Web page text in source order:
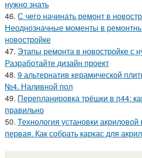
нужно знать
46. С чего начинать ремонт в
Неоднозначные моменты в
новостройке
47. Этапы ремонта в новостройке с
Разработайте дизайн проект
48. 9 альтернатив керамической
№4. Наливной пол
49. Перепланировка трёшки в п44:
правильно
50. Технология установки
первая. Как собрать каркас для